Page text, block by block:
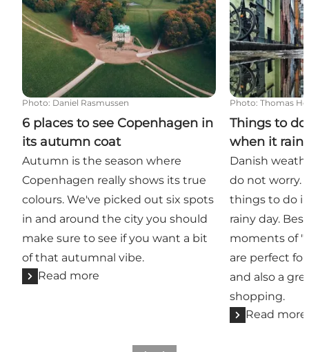
Photo: Daniel Rasmussen
6 places to see Copenhagen in
its autumn coat
Autumn is the season where
Copenhagen really shows its true
colours. We've picked out six spots
in and around the city you should
make sure to see if you want a bit
of that autumnal vibe.
Read more
Photo: Thomas
Things to
when it
Danish
do not worry.
things to do
rainy day.
moments of
are perfect
and also a
shopping.
Read more